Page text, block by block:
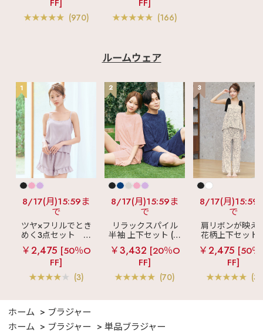
ス 単品ブラジャー
FF]
(970)
ー入り)
FF]
(166)
ルームウェア
1
8/17(月)15:59ま
で
ツヤ×フリルでとき
めく3点セット
シ
ルキー ショートパ
ンツ 3点セット
￥2,475 [50％O
FF]
(3)
2
8/17(月)15:59ま
で
リラックスパイル
半袖 上下セット (男
女兼用サイズ)
￥3,432 [20％O
FF]
(70)
3
8/17(月)15:59
で
肩リボンが映え
花柄上下セット
メニーフラワー
ングパンツ 上下
ット
￥2,475 [50
FF]
(3)
ホーム
ブラジャー
ホーム
ブラジャー
単品ブラジャー